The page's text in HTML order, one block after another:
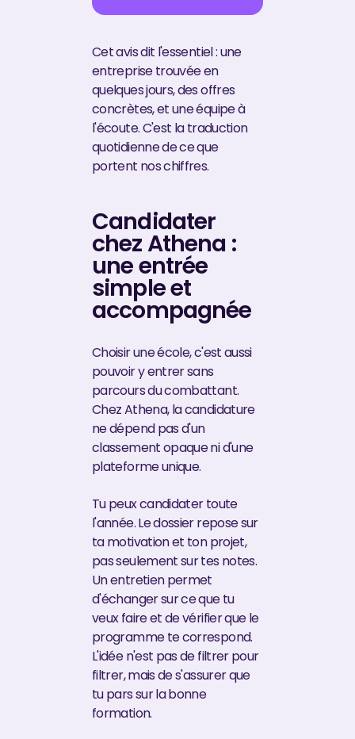
Cet avis dit l'essentiel : une
entreprise trouvée en
quelques jours, des offres
concrètes, et une équipe à
l'écoute. C'est la traduction
quotidienne de ce que
portent nos chiffres.
Candidater
chez Athena :
une entrée
simple et
accompagnée
Choisir une école, c'est aussi
pouvoir y entrer sans
parcours du combattant.
Chez Athena, la candidature
ne dépend pas d'un
classement opaque ni d'une
plateforme unique.
Tu peux candidater toute
l'année. Le dossier repose sur
ta motivation et ton projet,
pas seulement sur tes notes.
Un entretien permet
d'échanger sur ce que tu
veux faire et de vérifier que le
programme te correspond.
L'idée n'est pas de filtrer pour
filtrer, mais de s'assurer que
tu pars sur la bonne
formation.